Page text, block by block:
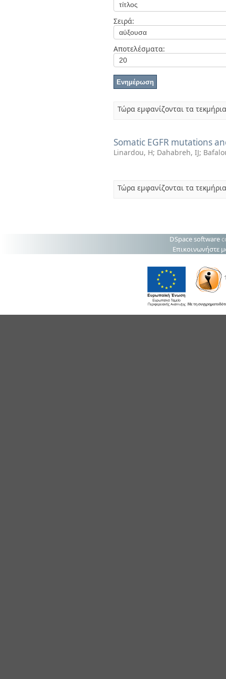
Σειρά:
Αποτελέσματα:
Τώρα εμφανίζονται τα
Somatic EGFR mutations
Linardou, H; Dahabreh, IJ;
Τώρα εμφανίζονται τα
DSpace software
Επικοινωνήστε